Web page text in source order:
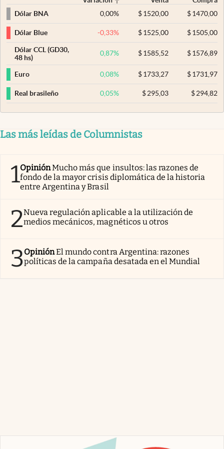
Dólar BNA
0,00% $ 1520,00 $1470,00
Dólar Blue -0,33% $ 1525,00 $1505,00
Dólar CCL (GD30,
48 hs)
0,87% $ 1585,52 $1576,89
Euro 0,08% $ 1733,27 $1731,97
Real brasileño 0,05% $ 295,03 $294,82
Las más leídas de Columnistas
1OpiniónMucho más que insultos: las razones de
fondo de la mayor crisis diplomática de la historia
entre Argentina y Brasil
2Nueva regulación aplicable a la utilización de
medios mecánicos, magnéticos u otros
3OpiniónEl mundo contra Argentina: razones
políticas de la campaña desatada en el Mundial